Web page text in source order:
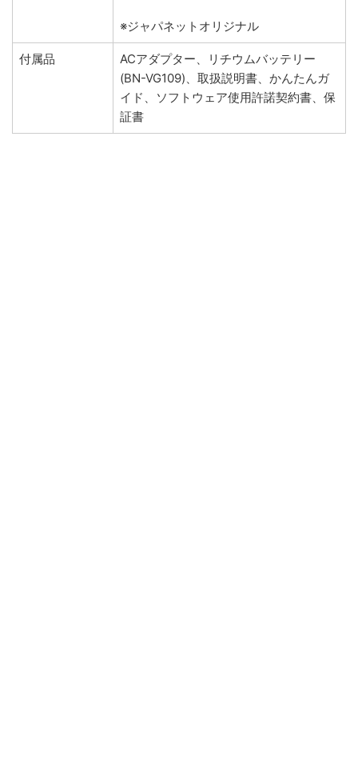
※ジャパネットオリジナル
付属品
ACアダプター、リチウムバッテリー
(BN-VG109)、取扱説明書、かんたんガ
イド、ソフトウェア使用許諾契約書、保
証書